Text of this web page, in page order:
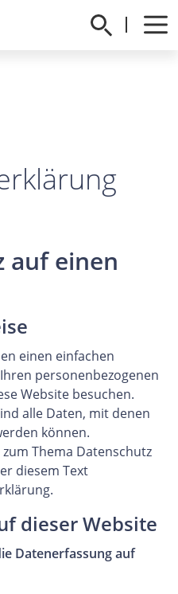
auf einen
einen einfachen
personenbezogenen
Website besuchen.
alle Daten, mit denen
können.
Thema Datenschutz
diesem Text
dieser Website
Datenerfassung auf